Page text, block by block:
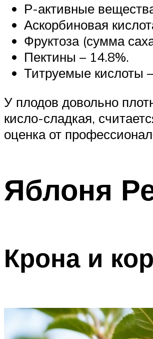
Р-активные
Аскорбиновая
Фруктоза (сумма
Пектины – 14.8%.
Титруемые кислоты
У плодов довольно
кисло-сладкая,
оценка от
Яблоня
Крона и